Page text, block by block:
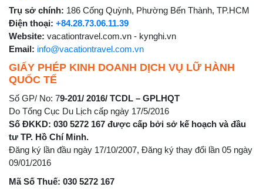
Trụ sở chính: 186 Cống Quỳnh, Phường Bến Thành, TP.HCM
Điện thoại: +84.28.73.06.11.39
Website: vacationtravel.com.vn - kynghi.vn
Email: info@vacationtravel.com.vn
GIẤY PHÉP KINH DOANH DỊCH VỤ LỮ HÀNH
QUỐC TẾ
Số GP/ No: 79-201/ 2016/ TCDL – GPLHQT
Do Tổng Cục Du Lịch cấp ngày 17/5/2016
Số ĐKKD: 030 5272 167 được cấp bởi sở kế hoạch và đầu
tư TP. Hồ Chí Minh.
Đăng ký lần đầu ngày 17/10/2007, Đăng ký thay đổi lần 05 ngày
09/01/2016
Mã Số Thuế: 030 5272 167